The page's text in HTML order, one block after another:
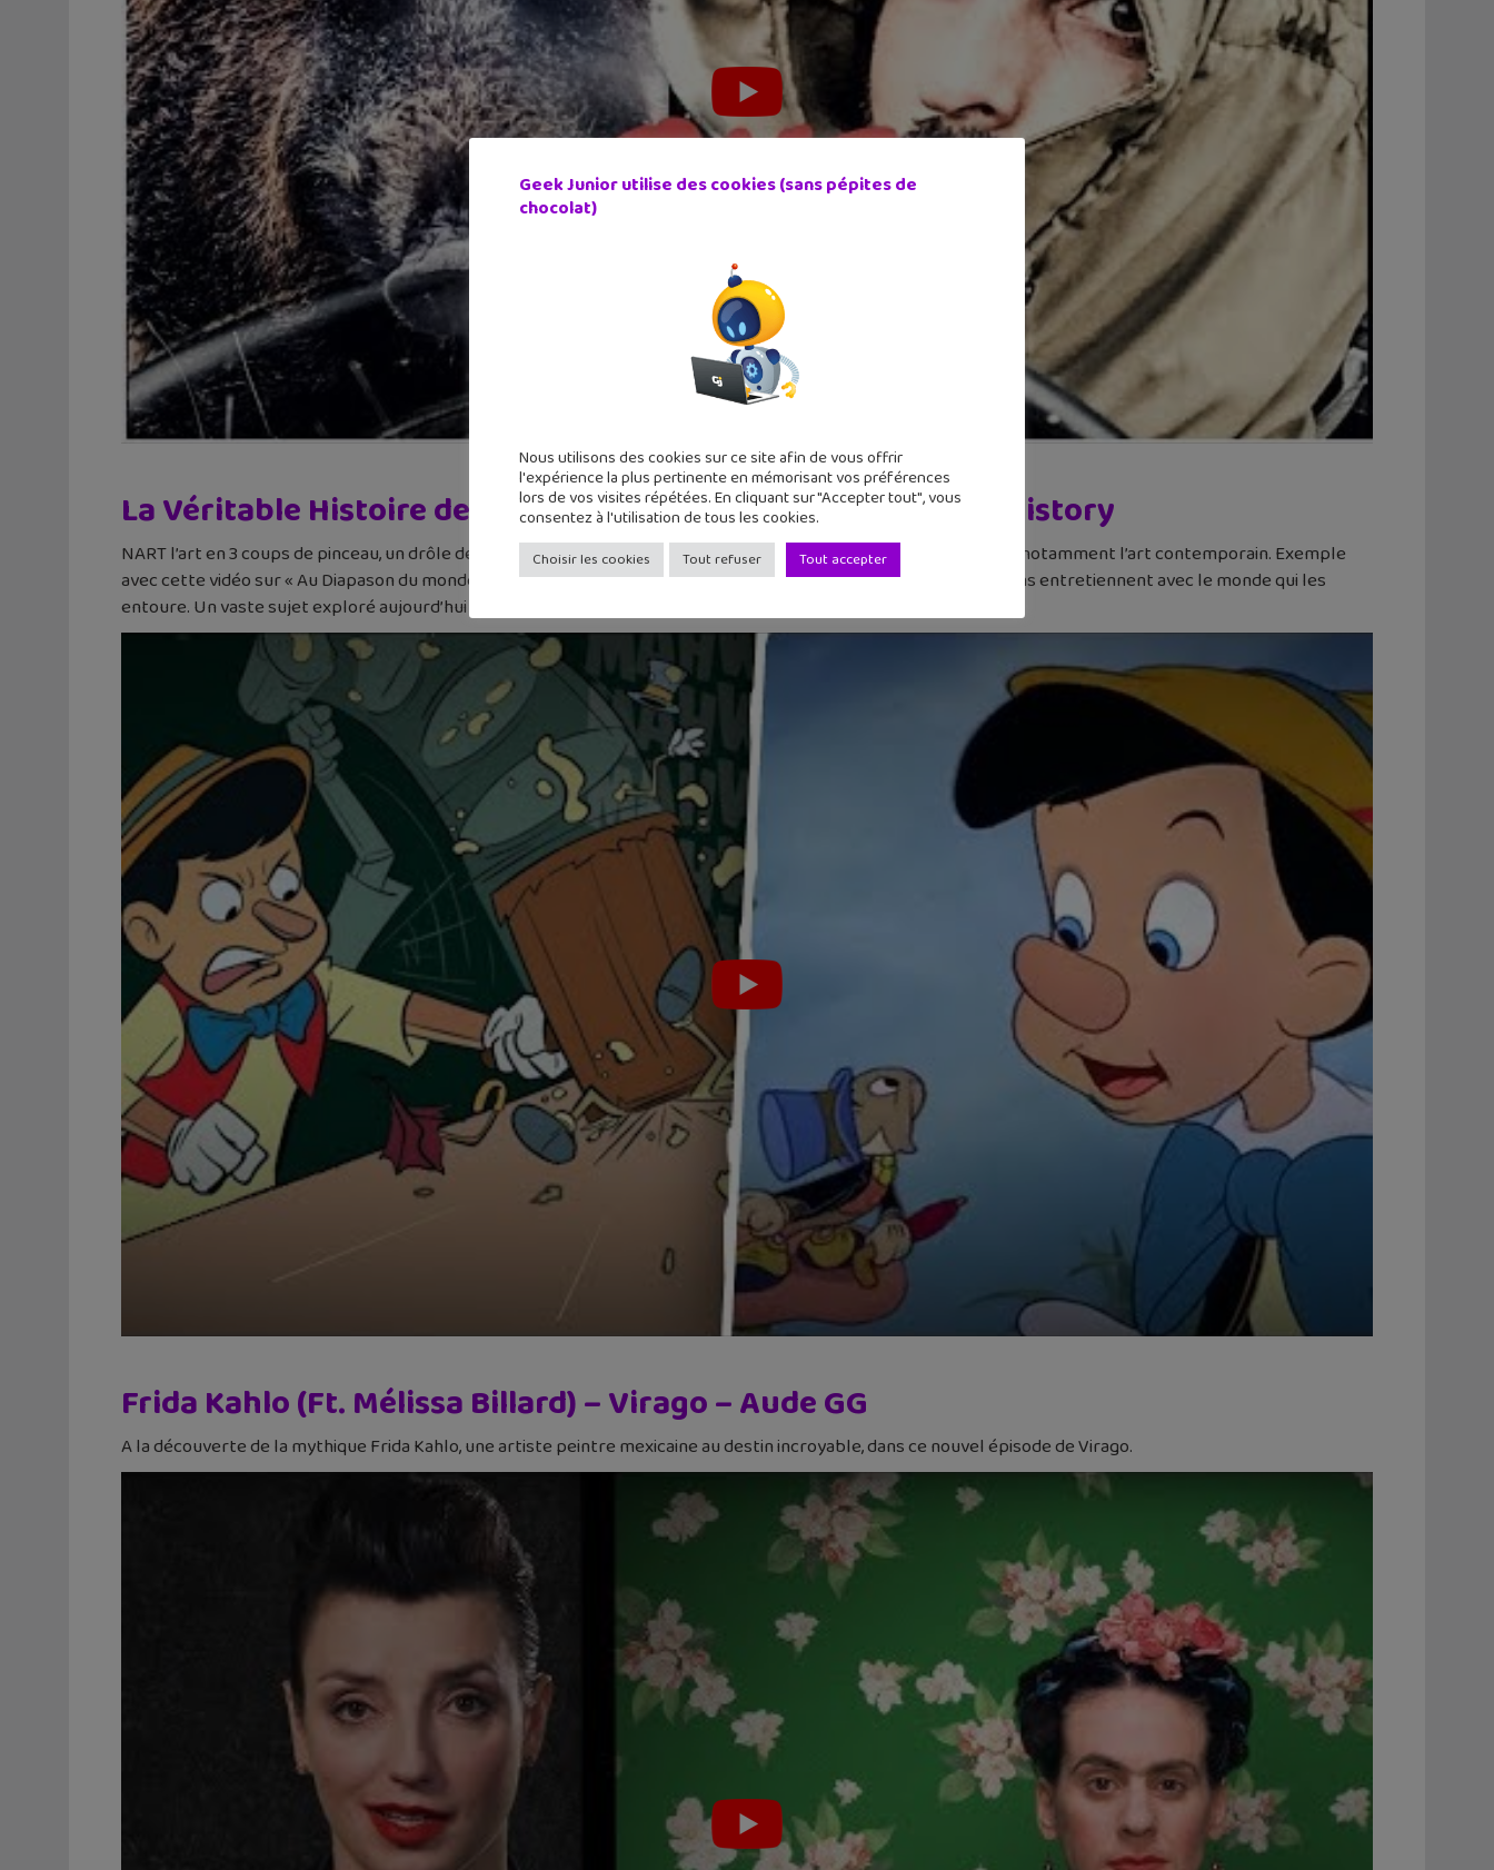
La Véritable Histoire de PINOCCHIO ! – Epic Teaching of the History
NART l’art en 3 coups de pinceau, un drôle de nom pour cette chaîne YouTube qui veut vulgariser l’histoire de l’art, notamment l’art contemporain. Exemple
avec cette vidéo sur « Au Diapason du monde », une expo qui se demande quelle relation les artistes contemporains entretiennent avec le monde qui les
entoure. Un vaste sujet exploré aujourd’hui à la Fondation Louis Vuitton !
Frida Kahlo (Ft. Mélissa Billard) – Virago – Aude GG
A la découverte de la mythique Frida Kahlo, une artiste peintre mexicaine au destin incroyable, dans ce nouvel épisode de Virago.
Geek Junior utilise des cookies (sans pépites de
chocolat)
Nous utilisons des cookies sur ce site afin de vous offrir
l'expérience la plus pertinente en mémorisant vos préférences
lors de vos visites répétées. En cliquant sur "Accepter tout", vous
consentez à l'utilisation de tous les cookies.
Choisir les cookies Tout refuser Tout accepter